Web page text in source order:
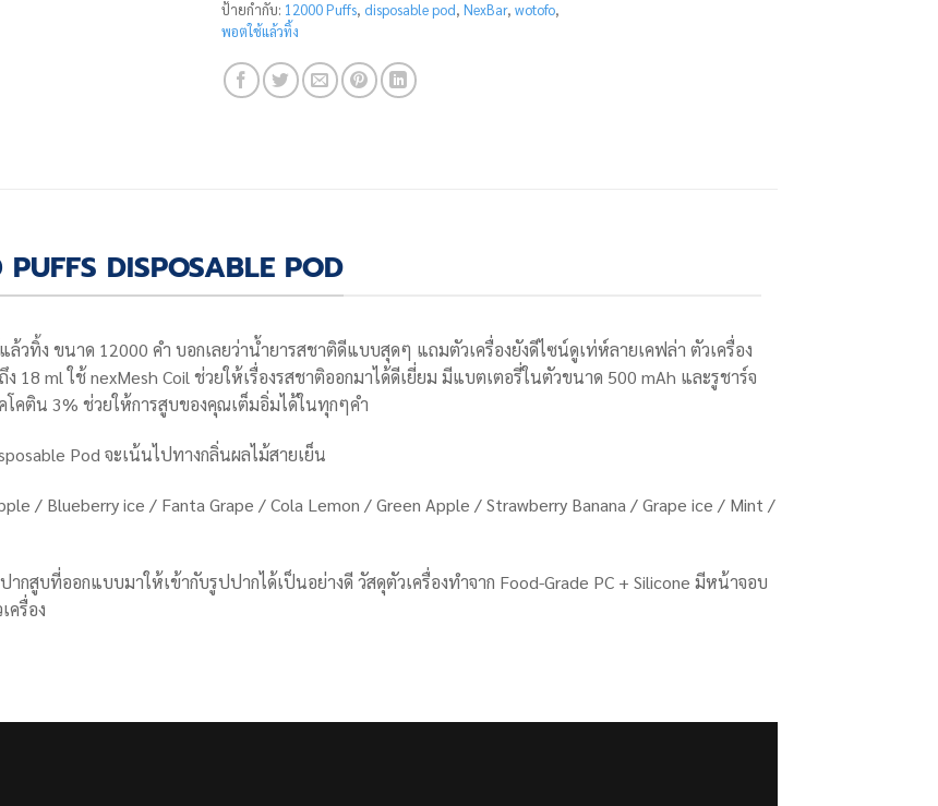
ป้ายกำกับ: 12000 Puffs, disposable pod, NexBar, wotofo,
พอตใช้แล้วทิ้ง
DISPOSABLE POD
วทิ้ง ขนาด 12000 คำ บอกเลยว่าน้ำยารสชาติดีแบบสุดๆ แถมตัวเครื่องยังดีไซน์ดูเท่ห์ลายเคฟล่า ตัวเครื่อง
18 ml ใช้ nexMesh Coil ช่วยให้เรื่องรสชาติออกมาได้ดีเยี่ยม มีแบตเตอรี่ในตัวขนาด 500 mAh และรูชาร์จ
โคติน 3% ช่วยให้การสูบของคุณเต็มอิ่มได้ในทุกๆคำ
Pod จะเน้นไปทางกลิ่นผลไม้สายเย็น
/ Blueberry ice / Fanta Grape / Cola Lemon / Green Apple / Strawberry Banana / Grape ice / Mint /
สูบที่ออกแบบมาให้เข้ากับรูปปากได้เป็นอย่างดี วัสดุตัวเครื่องทำจาก Food-Grade PC + Silicone มีหน้าจอบ
ครื่อง